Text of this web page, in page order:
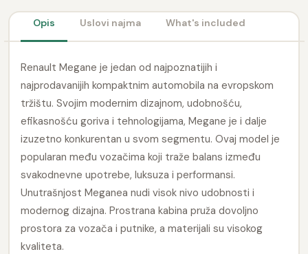
Opis Uslovi najma What's included
Renault Megane je jedan od najpoznatijih i
najprodavanijih kompaktnim automobila na evropskom
tržištu. Svojim modernim dizajnom, udobnošću,
efikasnošću goriva i tehnologijama, Megane je i dalje
izuzetno konkurentan u svom segmentu. Ovaj model je
popularan među vozačima koji traže balans između
svakodnevne upotrebe, luksuza i performansi.
Unutrašnjost Meganea nudi visok nivo udobnosti i
modernog dizajna. Prostrana kabina pruža dovoljno
prostora za vozača i putnike, a materijali su visokog
kvaliteta.